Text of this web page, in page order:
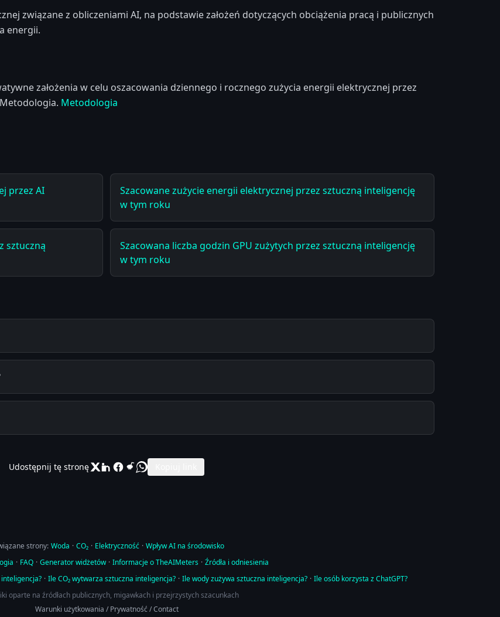
związane z obliczeniami AI, na podstawie założeń dotyczących obciążenia pracą i publicznych
energii.
założenia w celu oszacowania dziennego i rocznego zużycia energii elektrycznej przez
Metodologia
przez AI
Szacowane zużycie energii elektrycznej przez sztuczną inteligencję
w tym roku
sztuczną
Szacowana liczba godzin GPU zużytych przez sztuczną inteligencję
w tym roku
Udostępnij tę stronę
strony: Woda · CO₂ · Elektryczność · Wpływ AI na środowisko
· FAQ · Generator widżetów · Informacje o TheAIMeters · Źródła i odniesienia
· Ile CO₂ wytwarza sztuczna inteligencja? · Ile wody zużywa sztuczna inteligencja? · Ile osób korzysta z ChatGPT?
oparte na źródłach publicznych, migawkach i przejrzystych szacunkach
Warunki użytkowania /Prywatność/Contact